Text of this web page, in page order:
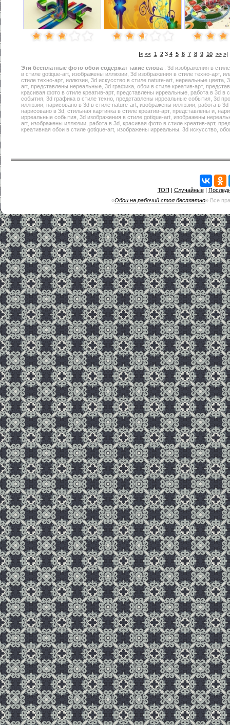
|< << 1 2 3 4 5 6 7 8 9 10 >> >|
Эти бесплатные фото обои содержат такие слова : 3d изображения в
в стиле gotique-art, изображены иллюзии, 3d изображения в стиле техно-арт,
стиле техно-арт, иллюзии, 3d искусство в стиле nature-art, нереальные цвета,
art, представлены нереальные, 3d графика, обои в стиле креатив-арт,
красивая фото в стиле креатив-арт, представлены ирреальные, работа в 3d
события, 3d графика в стиле техно, представлены ирреальные события, 3d
иллюзии, нарисовано в 3d в стиле nature-art, изображены иллюзии, работа в
нарисовано в 3d, стильная картинка в стиле креатив-арт, представлены и,
ирреальные события, 3d изображения в стиле gotique-art, изображены
art, изображены иллюзии, работа в 3d, красивая фото в стиле креатив-арт,
креативная обои в стиле gotique-art, изображены ирреальны, 3d искусство,
ТОП | Случайные|
«Обои на рабочий стол бесплатно» Все